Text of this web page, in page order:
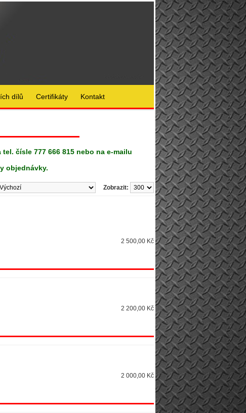
dílů Certifikáty Kontakt
čísle 777 666 815 nebo na e-mailu
objednávky.
Zobrazit:
2 500,00 Kč
2 200,00 Kč
2 000,00 Kč